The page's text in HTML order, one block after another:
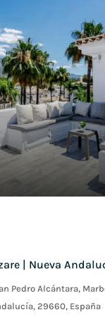
| Nueva
Pedro Alcántara,
29660, España